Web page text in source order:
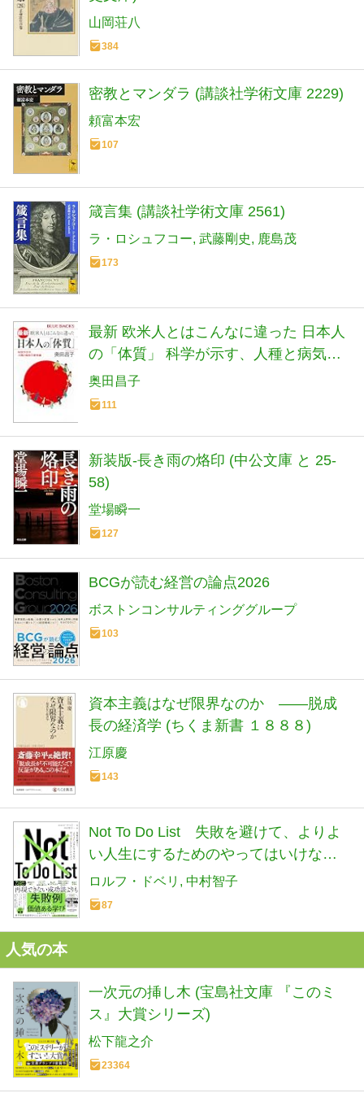
山岡荘八
384
密教とマンダラ (講談社学術文庫 2229)
頼富本宏
107
箴言集 (講談社学術文庫 2561)
ラ・ロシュフコー 武藤剛史 鹿島茂
173
最新 欧米人とはこんなに違った 日本人
の「体質」 科学が示す、人種と病気の
新常識 (ブルーバックス)
奥田昌子
111
新装版-長き雨の烙印 (中公文庫 と 25-
58)
堂場瞬一
127
BCGが読む経営の論点2026
ボストンコンサルティンググループ
103
資本主義はなぜ限界なのか ――脱成
長の経済学 (ちくま新書 １８８８)
江原慶
143
Not To Do List 失敗を避けて、よりよ
い人生にするためのやってはいけない
ことリスト
ロルフ・ドベリ 中村智子
87
人気の本
一次元の挿し木 (宝島社文庫 『このミ
ス』大賞シリーズ)
松下龍之介
23364